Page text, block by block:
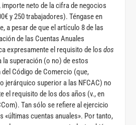
neto de la cifra de negocios
y 250 trabajadores). Téngase en
a pesar de que el artículo 8 de las
de las Cuentas Anuales
expresamente el requisito de losdos
la superación (o no) de estos
Código de Comercio (que,
jerárquico superior a las NFCAC) no
el requisito de los dos años (v., en
Tan sólo se refiere al ejercicio
«últimas cuentas anuales». Por tanto,